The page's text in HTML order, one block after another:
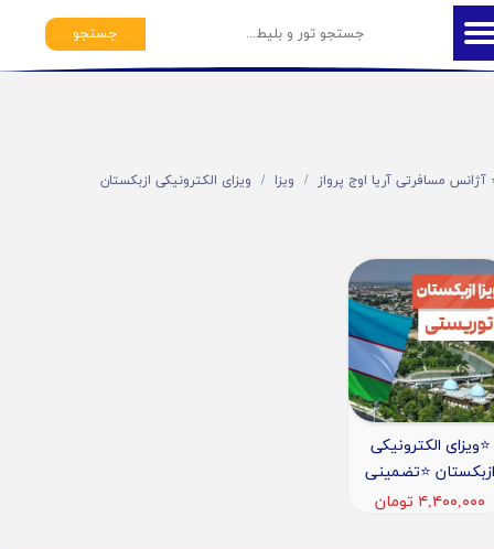
جستجو
آژانس مسافرتی آریا اوج پرواز ویزا ویزای الکترونیکی ازبکستان
⭐️ویزای الکترونیکی
ازبکستان ⭐️تضمینی
۴,۴۰۰,۰۰۰ تومان